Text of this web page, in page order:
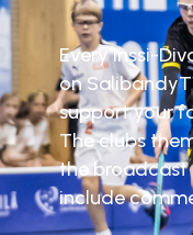
Every Inssi-
on
support your
The clubs
the broadcast
include